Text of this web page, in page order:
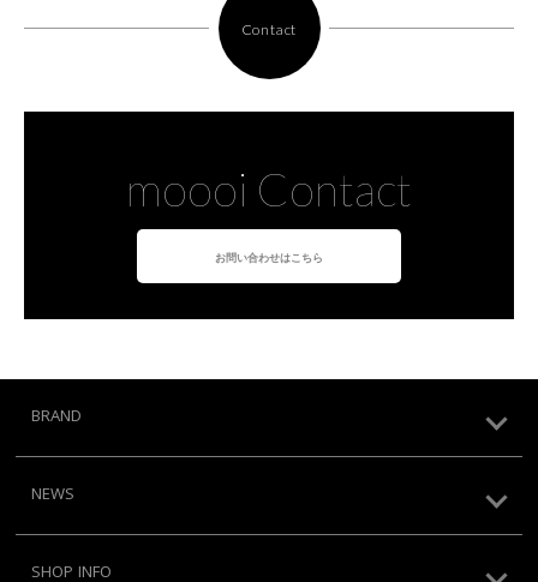
Contact
moooi Contact
お問い合わせはこちら
BRAND
NEWS
SHOP INFO